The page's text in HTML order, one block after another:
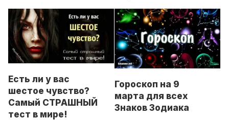
Есть ли у вас
шестое чувство?
Самый СТРАШНЫЙ
тест в мире!
Гороскоп на 9
марта для всех
Знаков Зодиака